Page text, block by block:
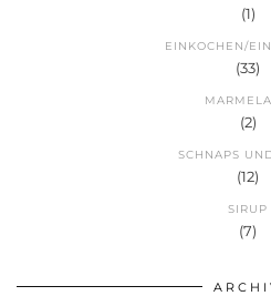
(1)
EINKOCHEN/
(33)
(2)
SCHNAPS
(12)
SIRUP
(7)